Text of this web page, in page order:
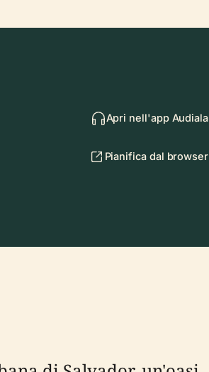
Apri nell'app Audiala
Pianifica dal browser